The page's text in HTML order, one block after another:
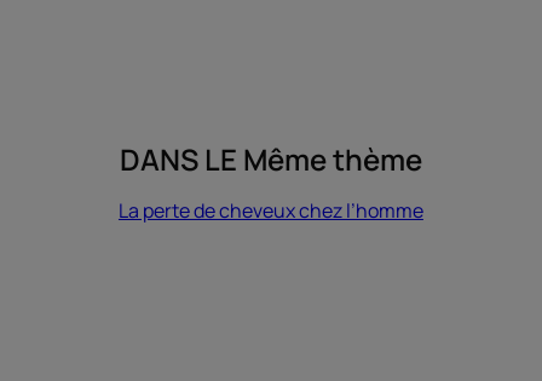
DANS LE Même thème
La perte de cheveux chez l’homme